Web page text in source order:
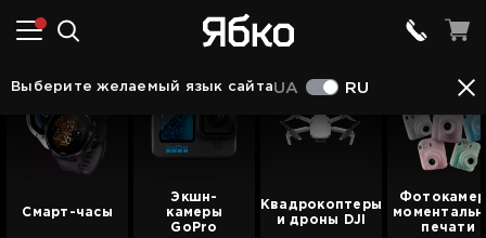
Выберите желаемый язык сайтаUA RU
Смарт-часы
Экшн-
камеры
GoPro
Квадрокоптеры
и дроны DJI
печати